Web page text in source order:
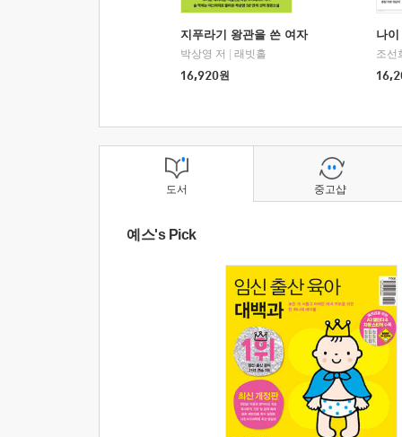
지푸라기 왕관을 쓴 여자
박상영 저
래빗홀
16,920원
나
조선
도서
예스's Pick
중고샵